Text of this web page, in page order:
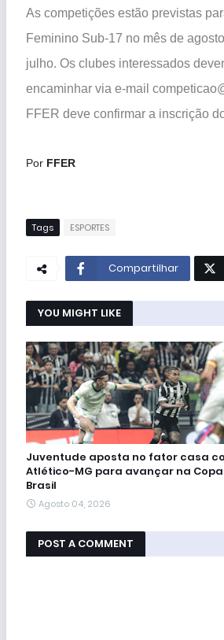
As competições estão previstas
Feminino Sub-17 no mês de
julho. Os clubes interessados
encaminhar via e-mail
FFER deve confirmar a inscrição
Por FFER
Tags ESPORTES
Compartilhar
YOU MIGHT LIKE
Juventude aposta no fator casa
Atlético-MG para avançar na
Brasil
Agosto 04, 2026
POST A COMMENT